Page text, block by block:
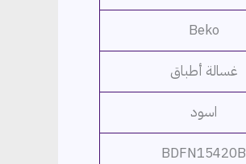
Beko
غسالة أطباق
اسود
BDFN15420B